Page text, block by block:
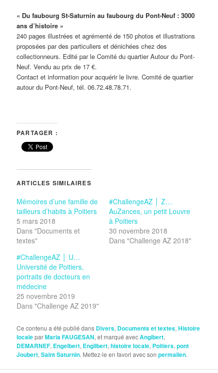
« Du faubourg St-Saturnin au faubourg du Pont-Neuf : 3000
ans d’histoire »
240 pages illustrées et agrémenté de 150 photos et illustrations
proposées par des particuliers et dénichées chez des
collectionneurs. Edité par le Comité du quartier Autour du Pont-
Neuf. Vendu au prix de 17 €.
Contact et information pour acquérir le livre. Comité de quartier
autour du Pont-Neuf, tél. 06.72.48.78.71.
PARTAGER :
ARTICLES SIMILAIRES
Mémoires d’une famille de
tailleurs d’habits à Poitiers
5 mars 2018
Dans "Documents et
textes"
#ChallengeAZ │ Z…
AuZances, un petit Louvre
à Poitiers
30 novembre 2018
Dans "Challenge AZ 2018"
#ChallengeAZ │ U…
Université de Poitiers,
portraits de docteurs en
médecine
25 novembre 2019
Dans "Challenge AZ 2019"
Ce contenu a été publié dans Divers, Documents et textes,Histoire
localeparMaria FAUGESAN, et marqué avecAngibert,
DEMARNEF, Engelbert, Engilbert,histoire locale, Poitiers,pont
Joubert,Saint Saturnin. Mettez-le en favori avec sonpermalien.